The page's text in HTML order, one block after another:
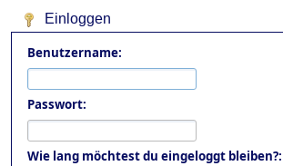
Einloggen
Benutzername:
Passwort:
Wie lang möchtest du eingeloggt bleiben?: